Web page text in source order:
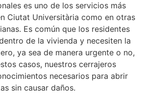
es uno de los servicios más
Ciutat Universitària como en otras
Es común que los residentes
de la vivienda y necesiten la
ya sea de manera urgente o no,
casos, nuestros cerrajeros
necesarios para abrir
sin causar daños.